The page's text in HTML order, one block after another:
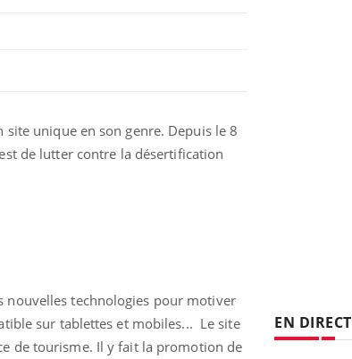
site unique en son genre. Depuis le 8
de lutter contre la désertification
nouvelles technologies pour motiver
sur tablettes et mobiles... Le site
de tourisme. Il y fait la promotion de
EN DIRECT